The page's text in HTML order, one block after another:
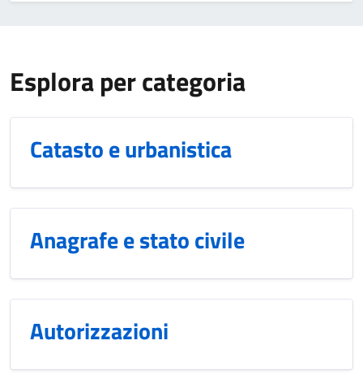
Esplora per categoria
Catasto e urbanistica
Anagrafe e stato civile
Autorizzazioni